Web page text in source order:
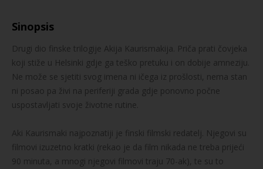
Sinopsis
Drugi dio finske trilogije Akija Kaurismakija. Priča prati čovjeka
koji stiže u Helsinki gdje ga teško pretuku i on dobije amneziju.
Ne može se sjetiti svog imena ni ičega iz prošlosti, nema stan
ni posao pa živi na periferiji grada gdje ponovno počne
uspostavljati svoje životne rutine.
Aki Kaurismaki najpoznatiji je finski filmski redatelj. Njegovi su
filmovi izuzetno kratki (rekao je da film nikada ne treba prijeći
90 minuta, a mnogi njegovi filmovi traju 70-ak), te su to